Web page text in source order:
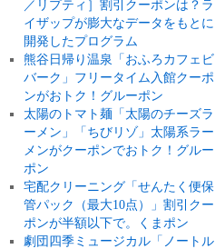
／リプティ］割引クーポンは？ラ
イザップが膨大なデータをもとに
開発したプログラム
熊谷日帰り温泉「おふろカフェビ
バーク」フリータイム入館クーポ
ンがおトク！グルーポン
太陽のトマト麺「太陽のチーズラ
ーメン」「ちびリゾ」太陽系ラー
メンがクーポンでおトク！グルー
ポン
宅配クリーニング「せんたく便保
管パック（最大10点）」割引クー
ポンが半額以下で。くまポン
劇団四季ミュージカル「ノートル